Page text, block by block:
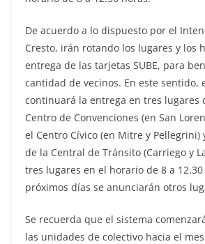
De acuerdo a lo dispuesto por el
Cresto, irán rotando los lugares y los
entrega de las tarjetas SUBE, para
cantidad de vecinos. En este sentido,
continuará la entrega en tres lugares
Centro de Convenciones (en San
el Centro Cívico (en Mitre y Pellegrini)
de la Central de Tránsito (Carriego y
tres lugares en el horario de 8 a 12.30
próximos días se anunciarán otros
Se recuerda que el sistema
las unidades de colectivo hacia el